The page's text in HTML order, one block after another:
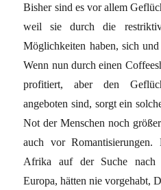
Bisher sind es vor allem
weil sie durch die
Möglichkeiten haben, sich
Wenn nun durch einen
profitiert, aber den
angeboten sind, sorgt ein
Not der Menschen noch
auch vor
Afrika auf der Suche nach
Europa, hätten nie vorgehabt,